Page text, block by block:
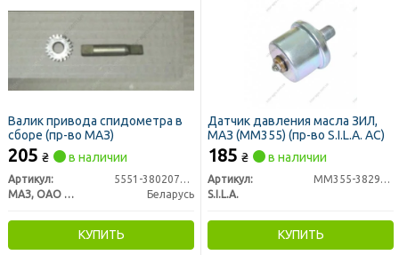
Валик привода спидометра в
сборе (пр-во МАЗ)
205 ₴ в наличии
Артикул:
5551-3802070-10
МАЗ, ОАО «Минский автомобильный завод»
Беларусь
КУПИТЬ
Датчик давления масла ЗИЛ,
МАЗ (ММ355) (пр-во S.I.L.A. AC)
185 ₴ в наличии
Артикул:
ММ355-3829010
S.I.L.A.
КУПИТЬ